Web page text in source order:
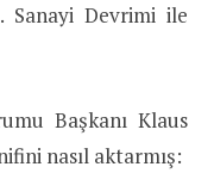
Sanayi Devrimi ile
Başkanı Klaus
nasıl aktarmış: